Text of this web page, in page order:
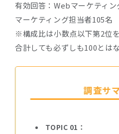
有効回答：Webマーケティ
マーケティング担当者105名
※構成比は小数点以下第2位
合計しても必ずしも100とは
調査サ
TOPIC 01：